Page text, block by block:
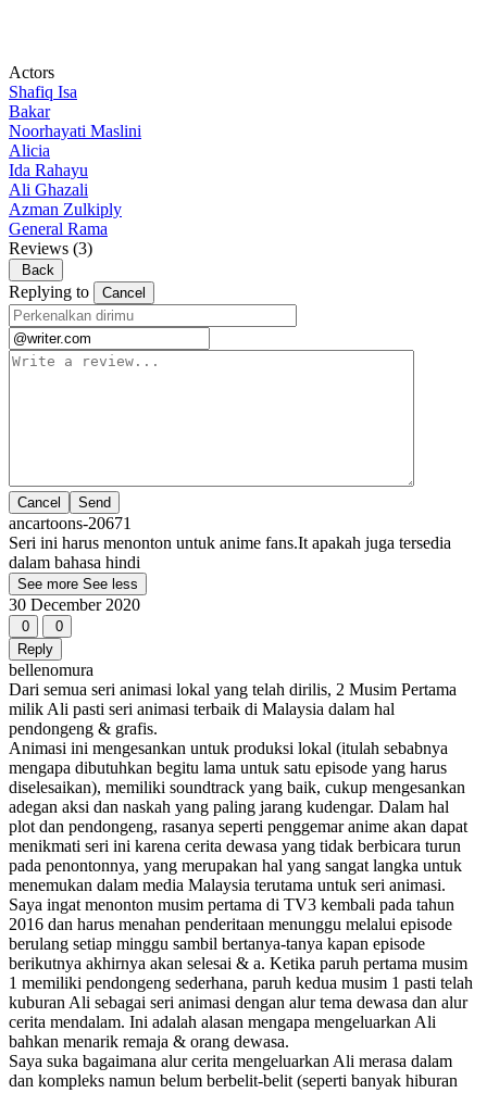
Actors
Shafiq Isa
Bakar
Noorhayati Maslini
Alicia
Ida Rahayu
Ali Ghazali
Azman Zulkiply
General Rama
Reviews (3)
Back
Replying to Cancel
Cancel
ancartoons-20671
Seri ini harus menonton untuk anime fans.It apakah juga tersedia
dalam bahasa hindi
See more See less
30 December 2020
0
0
Reply
bellenomura
Dari semua seri animasi lokal yang telah dirilis, 2 Musim Pertama
milik Ali pasti seri animasi terbaik di Malaysia dalam hal
pendongeng & grafis.
Animasi ini mengesankan untuk produksi lokal (itulah sebabnya
mengapa dibutuhkan begitu lama untuk satu episode yang harus
diselesaikan), memiliki soundtrack yang baik, cukup mengesankan
adegan aksi dan naskah yang paling jarang kudengar. Dalam hal
plot dan pendongeng, rasanya seperti penggemar anime akan dapat
menikmati seri ini karena cerita dewasa yang tidak berbicara turun
pada penontonnya, yang merupakan hal yang sangat langka untuk
menemukan dalam media Malaysia terutama untuk seri animasi.
Saya ingat menonton musim pertama di TV3 kembali pada tahun
2016 dan harus menahan penderitaan menunggu melalui episode
berulang setiap minggu sambil bertanya-tanya kapan episode
berikutnya akhirnya akan selesai & a. Ketika paruh pertama musim
1 memiliki pendongeng sederhana, paruh kedua musim 1 pasti telah
kuburan Ali sebagai seri animasi dengan alur tema dewasa dan alur
cerita mendalam. Ini adalah alasan mengapa mengeluarkan Ali
bahkan menarik remaja & orang dewasa.
Saya suka bagaimana alur cerita mengeluarkan Ali merasa dalam
dan kompleks namun belum berbelit-belit (seperti banyak hiburan